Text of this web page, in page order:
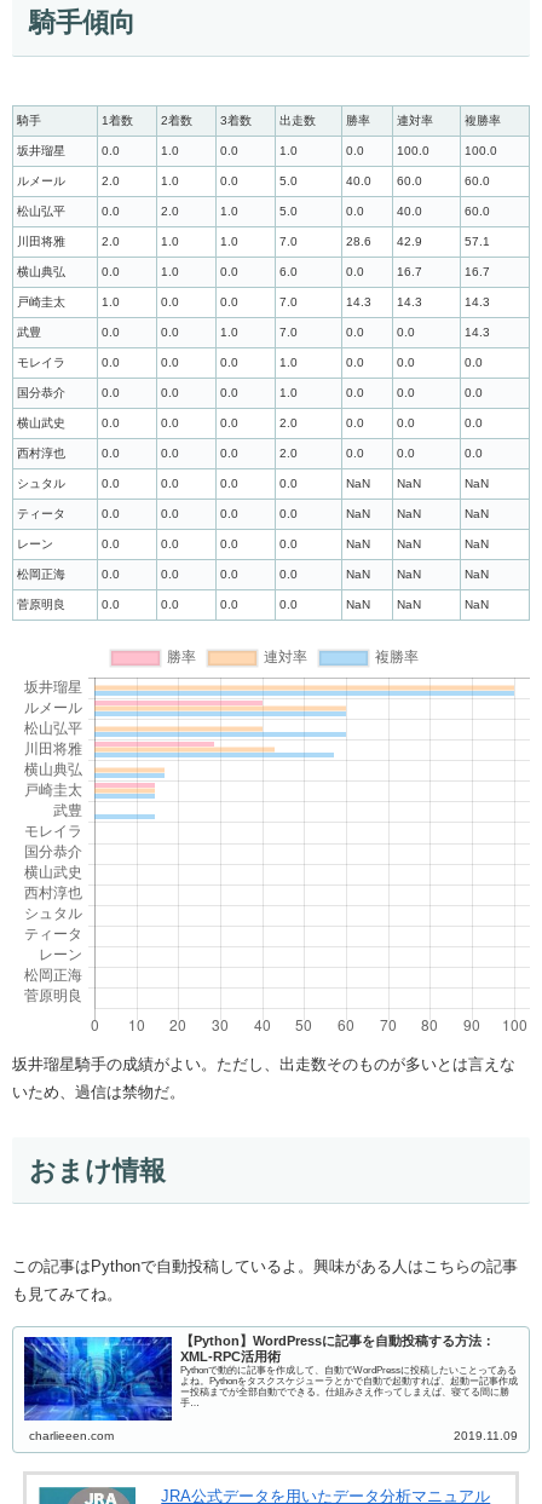
騎手傾向
騎手 1着数 2着数 3着数 出走数 勝率 連対率 複勝率
坂井瑠星 0.0 1.0 0.0 1.0 0.0 100.0 100.0
ルメール 2.0 1.0 0.0 5.0 40.0 60.0 60.0
松山弘平 0.0 2.0 1.0 5.0 0.0 40.0 60.0
川田将雅 2.0 1.0 1.0 7.0 28.6 42.9 57.1
横山典弘 0.0 1.0 0.0 6.0 0.0 16.7 16.7
戸崎圭太 1.0 0.0 0.0 7.0 14.3 14.3 14.3
武豊 0.0 0.0 1.0 7.0 0.0 0.0 14.3
モレイラ 0.0 0.0 0.0 1.0 0.0 0.0 0.0
国分恭介 0.0 0.0 0.0 1.0 0.0 0.0 0.0
横山武史 0.0 0.0 0.0 2.0 0.0 0.0 0.0
西村淳也 0.0 0.0 0.0 2.0 0.0 0.0 0.0
シュタル 0.0 0.0 0.0 0.0 NaN NaN NaN
ティータ 0.0 0.0 0.0 0.0 NaN NaN NaN
レーン 0.0 0.0 0.0 0.0 NaN NaN NaN
松岡正海 0.0 0.0 0.0 0.0 NaN NaN NaN
菅原明良 0.0 0.0 0.0 0.0 NaN NaN NaN
坂井瑠星騎手の成績がよい。ただし、出走数そのものが多いとは言えな
いため、過信は禁物だ。
おまけ情報
この記事はPythonで自動投稿しているよ。興味がある人はこちらの記事
も見てみてね。
【Python】WordPressに記事を自動投稿する方法：
XML-RPC活用術
Pythonで動的に記事を作成して、自動でWordPressに投稿したいことってある
よね。Pythonをタスクスケジューラとかで自動で起動すれば、起動ー記事作成
ー投稿までが全部自動でできる。仕組みさえ作ってしまえば、寝てる間に勝
手…
charlieeen.com 2019.11.09
JRA公式データを用いたデータ分析マニュアル